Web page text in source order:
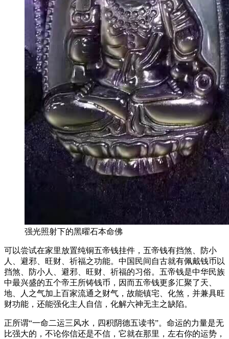
强光照射下的黑曜石本命佛
可以尝试在家里放置纯铜五帝钱挂件，五帝钱有挡煞、防小
人、避邪、旺财、祈福之功能。中国民间自古就有佩戴钱币以
挡煞、防小人、避邪、旺财、祈福的习俗。五帝钱是中华民族
中最兴盛的五个帝王所铸钱币，因而五帝钱更多汇聚了天、
地、人之气加上百家流通之财气，故能镇宅、化煞，并兼具旺
财功能，还能强化主人自信，化解六神无主之缺陷。
正所谓“一命二运三风水，四积阴德五读书”。命运的力量是无
比强大的，不论你信还是不信，它就在那里，左右你的运势，